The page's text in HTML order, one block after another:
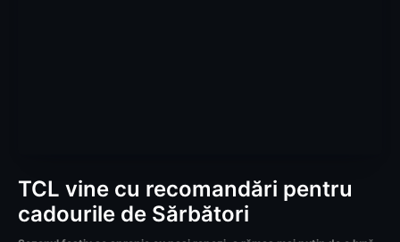
TCL vine cu recomandări pentru
cadourile de Sărbători